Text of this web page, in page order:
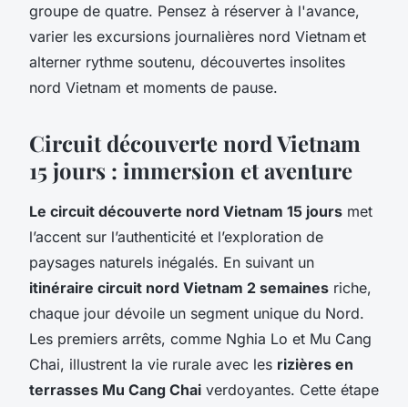
groupe de quatre. Pensez à réserver à l'avance,
varier les excursions journalières nord Vietnam et
alterner rythme soutenu, découvertes insolites
nord Vietnam et moments de pause.
Circuit découverte nord Vietnam
15 jours : immersion et aventure
Le circuit découverte nord Vietnam 15 jours met
l’accent sur l’authenticité et l’exploration de
paysages naturels inégalés. En suivant un
itinéraire circuit nord Vietnam 2 semaines riche,
chaque jour dévoile un segment unique du Nord.
Les premiers arrêts, comme Nghia Lo et Mu Cang
Chai, illustrent la vie rurale avec les rizières en
terrasses Mu Cang Chai verdoyantes. Cette étape